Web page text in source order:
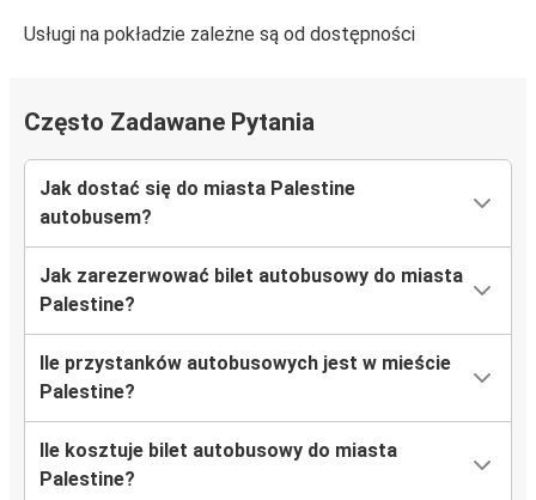
Usługi na pokładzie zależne są od dostępności
Często Zadawane Pytania
Jak dostać się do miasta Palestine
autobusem?
Jak zarezerwować bilet autobusowy do miasta
Palestine?
Ile przystanków autobusowych jest w mieście
Palestine?
Ile kosztuje bilet autobusowy do miasta
Palestine?